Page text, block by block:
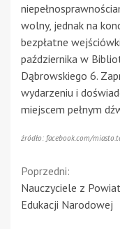
wolny, jednak na
bezpłatne
października w
Dąbrowskiego 6.
wydarzeniu i
miejscem pełnym
źródło: facebook.com/
Continue
Reading
Poprzedni:
Nauczyciele z
Edukacji Narodowej